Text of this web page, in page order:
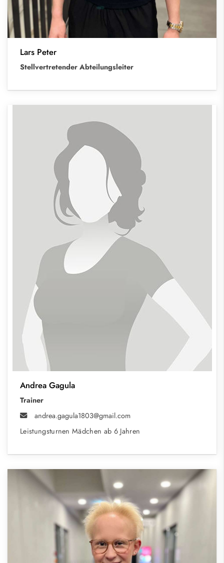
Lars Peter
Stellvertretender Abteilungsleiter
Andrea Gagula
Trainer
andrea.gagula1803@gmail.com
Leistungsturnen Mädchen ab 6 Jahren